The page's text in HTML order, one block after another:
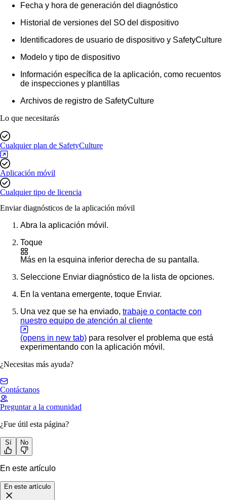
Fecha y hora de generación del diagnóstico
Historial de versiones del SO del dispositivo
Identificadores de usuario de dispositivo y SafetyCulture
Modelo y tipo de dispositivo
Información específica de la aplicación, como recuentos
de inspecciones y plantillas
Archivos de registro de SafetyCulture
Lo que necesitarás
Cualquier plan de SafetyCulture
Aplicación móvil
Cualquier tipo de licencia
Enviar diagnósticos de la aplicación móvil
Abra la aplicación móvil.
Toque
Más en la esquina inferior derecha de su pantalla.
Seleccione Enviar diagnóstico de la lista de opciones.
En la ventana emergente, toque Enviar.
Una vez que se ha enviado, trabaje o contacte con
nuestro equipo de atención al cliente
(opens in new tab) para resolver el problema que está
experimentando con la aplicación móvil.
¿Necesitas más ayuda?
Contáctanos
Preguntar a la comunidad
¿Fue útil esta página?
Sí No
En este artículo
En este artículo